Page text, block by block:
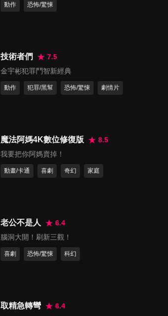
女神們的下午茶
世界八大博物館巡禮：阿姆斯特丹國
改革好萊塢
This Changes Everything
世界八大博物館巡禮：紐約古根漢美
動作 恐怖/驚悚
技術者們
7.5
金宇彬犯罪鬥智新經典
動作 犯罪/黑幫 恐怖/驚悚 劇情片
魔法阿媽4K數位修復版
8.5
我要把你阿媽賣掉！
動畫/卡通 喜劇 奇幻 家庭
老公不是人
6.4
腦洞大開！刷新三觀！
喜劇 恐怖/驚悚 科幻
取精急轉彎
6.4